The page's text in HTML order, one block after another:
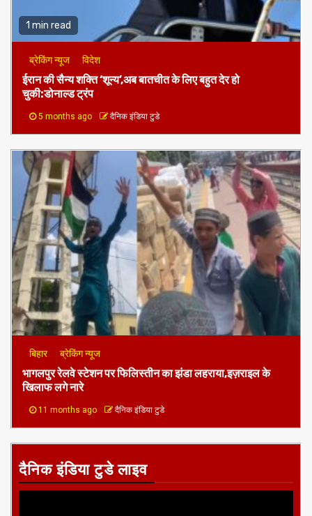
ब्रेकिंग न्यूज विदेश
ईरान की सैन्य शक्ति ‘शून्य’,अब बातचीत के लिए बहुत देर हो
चुकी:डोनाल्ड ट्रंप
5 months ago
बिहार ब्रेकिंग न्यूज
भागलपुर रेलवे स्टेशन पर फिलिस्तीन का झंडा लहराया,इज़राइल के
खिलाफ लगे नारे
11 months ago
दैनिक इंडिया टुडे लाइव